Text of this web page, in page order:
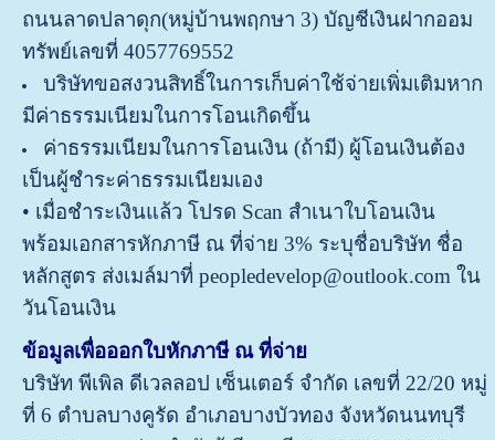
ถนนลาดปลาดุก(หมู่บ้านพฤกษา 3) บัญชีเงินฝากออม
ทรัพย์เลขที่ 4057769552
บริษัทขอสงวนสิทธิ์ในการเก็บค่าใช้จ่ายเพิ่มเติมหาก
มีค่าธรรมเนียมในการโอนเกิดขึ้น
ค่าธรรมเนียมในการโอนเงิน (ถ้ามี) ผู้โอนเงินต้อง
เป็นผู้ชำระค่าธรรมเนียมเอง
• เมื่อชำระเงินแล้ว โปรด Scan สำเนาใบโอนเงิน
พร้อมเอกสารหักภาษี ณ ที่จ่าย 3% ระบุชื่อบริษัท ชื่อ
หลักสูตร ส่งเมล์มาที่ peopledevelop@outlook.com ใน
วันโอนเงิน
ข้อมูลเพื่อออกใบหักภาษี ณ ที่จ่าย
บริษัท พีเพิล ดีเวลลอป เซ็นเตอร์ จำกัด เลขที่ 22/20 หมู่
ที่ 6 ตำบลบางคูรัด อำเภอบางบัวทอง จังหวัดนนทบุรี